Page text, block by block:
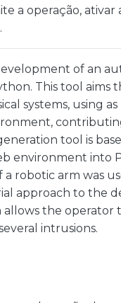
a operação,
of an
This tool aims
systems, using
tool is
environment into
robotic arm was
approach to the
allows the
intrusions.